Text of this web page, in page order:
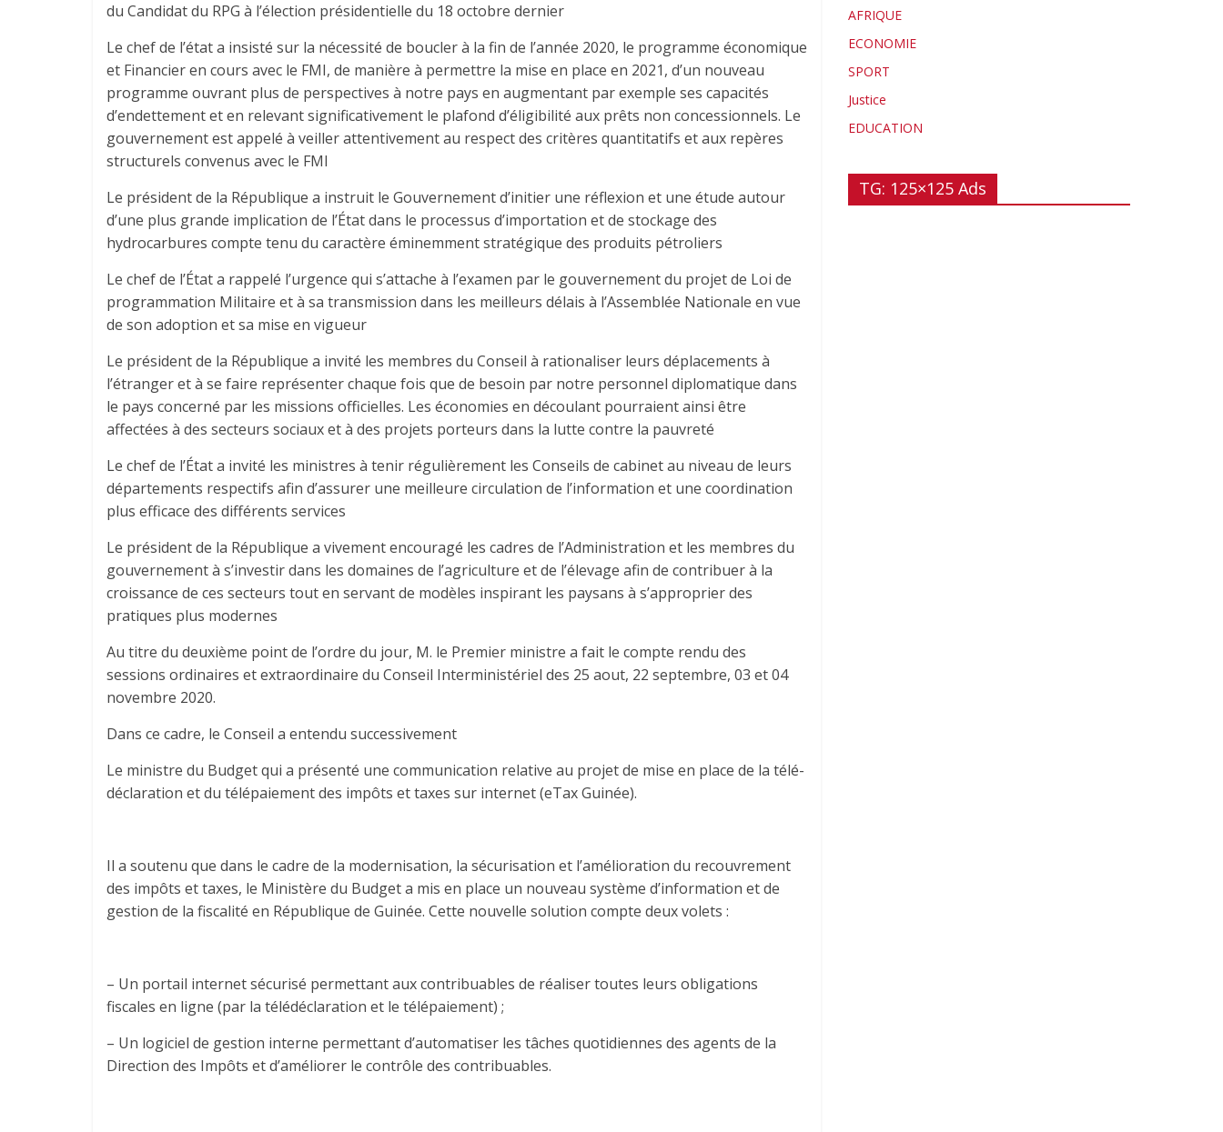
du Candidat du RPG à l’élection présidentielle du 18 octobre dernier
Le chef de l’état a insisté sur la nécessité de boucler à la fin de l’année 2020, le programme économique
et Financier en cours avec le FMI, de manière à permettre la mise en place en 2021, d’un nouveau
programme ouvrant plus de perspectives à notre pays en augmentant par exemple ses capacités
d’endettement et en relevant significativement le plafond d’éligibilité aux prêts non concessionnels. Le
gouvernement est appelé à veiller attentivement au respect des critères quantitatifs et aux repères
structurels convenus avec le FMI
Le président de la République a instruit le Gouvernement d’initier une réflexion et une étude autour
d’une plus grande implication de l’État dans le processus d’importation et de stockage des
hydrocarbures compte tenu du caractère éminemment stratégique des produits pétroliers
Le chef de l’État a rappelé l’urgence qui s’attache à l’examen par le gouvernement du projet de Loi de
programmation Militaire et à sa transmission dans les meilleurs délais à l’Assemblée Nationale en vue
de son adoption et sa mise en vigueur
Le président de la République a invité les membres du Conseil à rationaliser leurs déplacements à
l’étranger et à se faire représenter chaque fois que de besoin par notre personnel diplomatique dans
le pays concerné par les missions officielles. Les économies en découlant pourraient ainsi être
affectées à des secteurs sociaux et à des projets porteurs dans la lutte contre la pauvreté
Le chef de l’État a invité les ministres à tenir régulièrement les Conseils de cabinet au niveau de leurs
départements respectifs afin d’assurer une meilleure circulation de l’information et une coordination
plus efficace des différents services
Le président de la République a vivement encouragé les cadres de l’Administration et les membres du
gouvernement à s’investir dans les domaines de l’agriculture et de l’élevage afin de contribuer à la
croissance de ces secteurs tout en servant de modèles inspirant les paysans à s’approprier des
pratiques plus modernes
Au titre du deuxième point de l’ordre du jour, M. le Premier ministre a fait le compte rendu des
sessions ordinaires et extraordinaire du Conseil Interministériel des 25 aout, 22 septembre, 03 et 04
novembre 2020.
Dans ce cadre, le Conseil a entendu successivement
Le ministre du Budget qui a présenté une communication relative au projet de mise en place de la télé-
déclaration et du télépaiement des impôts et taxes sur internet (eTax Guinée).
Il a soutenu que dans le cadre de la modernisation, la sécurisation et l’amélioration du recouvrement
des impôts et taxes, le Ministère du Budget a mis en place un nouveau système d’information et de
gestion de la fiscalité en République de Guinée. Cette nouvelle solution compte deux volets :
– Un portail internet sécurisé permettant aux contribuables de réaliser toutes leurs obligations
fiscales en ligne (par la télédéclaration et le télépaiement) ;
– Un logiciel de gestion interne permettant d’automatiser les tâches quotidiennes des agents de la
Direction des Impôts et d’améliorer le contrôle des contribuables.
AFRIQUE
ECONOMIE
SPORT
Justice
EDUCATION
TG: 125×125 Ads